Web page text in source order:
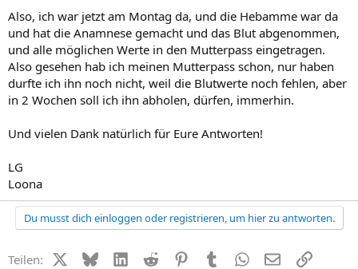
Also, ich war jetzt am Montag da, und die Hebamme war da
und hat die Anamnese gemacht und das Blut abgenommen,
und alle möglichen Werte in den Mutterpass eingetragen.
Also gesehen hab ich meinen Mutterpass schon, nur haben
durfte ich ihn noch nicht, weil die Blutwerte noch fehlen, aber
in 2 Wochen soll ich ihn abholen, dürfen, immerhin.
Und vielen Dank natürlich für Eure Antworten!
LG
Loona
Du musst dich einloggen oder registrieren, um hier zu antworten.
Teilen: X (Twitter)
BlueskyLinkedIn
Reddit PinterestTumblr WhatsApp
E-MailLink